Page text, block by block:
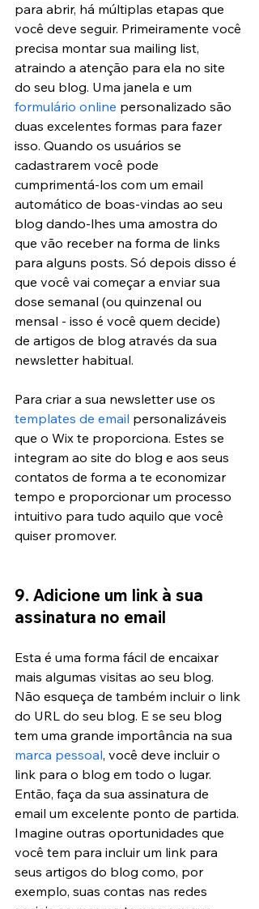
para abrir, há múltiplas etapas que
você deve seguir. Primeiramente você
precisa montar sua mailing list,
atraindo a atenção para ela no site
do seu blog. Uma janela e um
formulário online personalizado são
duas excelentes formas para fazer
isso. Quando os usuários se
cadastrarem você pode
cumprimentá-los com um email
automático de boas-vindas ao seu
blog dando-lhes uma amostra do
que vão receber na forma de links
para alguns posts. Só depois disso é
que você vai começar a enviar sua
dose semanal (ou quinzenal ou
mensal - isso é você quem decide)
de artigos de blog através da sua
newsletter habitual.
Para criar a sua newsletter use os
templates de email personalizáveis
que o Wix te proporciona. Estes se
integram ao site do blog e aos seus
contatos de forma a te economizar
tempo e proporcionar um processo
intuitivo para tudo aquilo que você
quiser promover.
9. Adicione um link à sua
assinatura no email
Esta é uma forma fácil de encaixar
mais algumas visitas ao seu blog.
Não esqueça de também incluir o link
do URL do seu blog. E se seu blog
tem uma grande importância na sua
marca pessoal, você deve incluir o
link para o blog em todo o lugar.
Então, faça da sua assinatura de
email um excelente ponto de partida.
Imagine outras oportunidades que
você tem para incluir um link para
seus artigos do blog como, por
exemplo, suas contas nas redes